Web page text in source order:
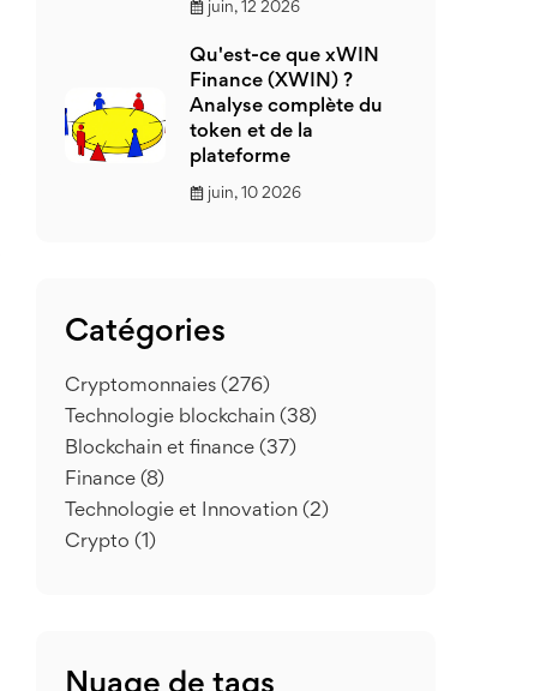
juin, 12 2026
Qu'est-ce que xWIN
Finance (XWIN) ?
Analyse complète du
token et de la
plateforme
juin, 10 2026
Catégories
Cryptomonnaies (276)
Technologie blockchain (38)
Blockchain et finance (37)
Finance (8)
Technologie et Innovation (2)
Crypto (1)